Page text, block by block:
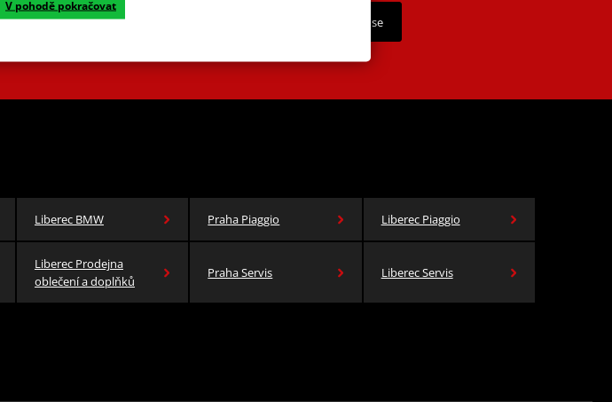
Přihlásit se
Liberec BMW Praha Piaggio Liberec Piaggio
Liberec Prodejna
oblečení a doplňků
Praha Servis Liberec Servis
V pohodě pokračovat